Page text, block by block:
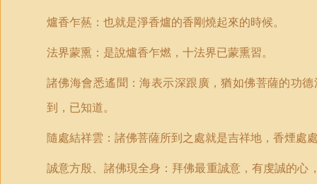
爐香乍爇：也就是淨香爐的香剛燒起來的時候。
法界蒙熏：是說爐香乍燃，十法界已蒙熏習。
諸佛海會悉遙聞：海表示深跟廣，猶如佛菩薩的功
到，已知道。
隨處結祥雲：諸佛菩薩所到之處就是吉祥地，香煙處
誠意方殷、諸佛現全身：拜佛最重誠意，有虔誠的